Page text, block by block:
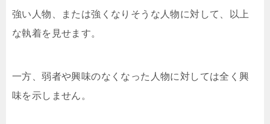
強い人物、または強くなりそうな人物に対して、以上
な執着を見せます。
一方、弱者や興味のなくなった人物に対しては全く興
味を示しません。